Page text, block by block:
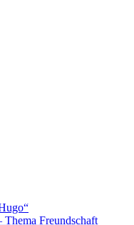
Freundschaft